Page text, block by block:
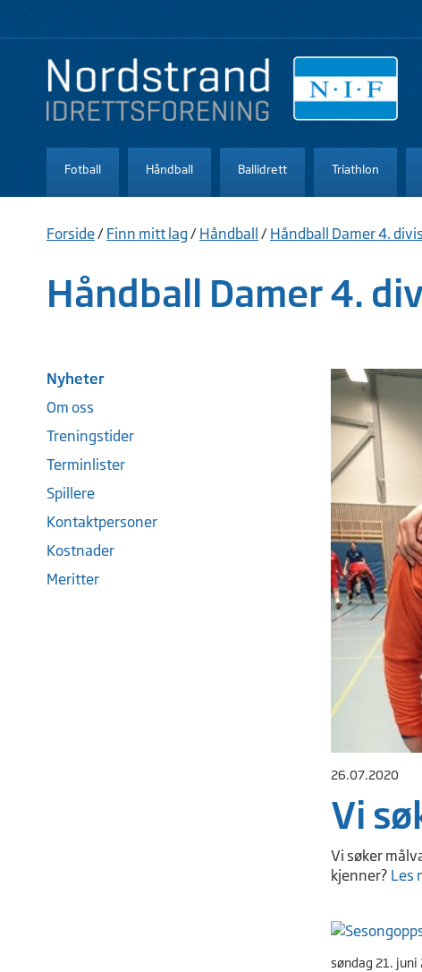
Fotball Håndball Ballidrett Triathlon
Forside/ Finn mitt lag / Håndball / Håndball Damer 4.
Håndball Damer 4.
Nyheter
Om oss
Treningstider
Terminlister
Spillere
Kontaktpersoner
Kostnader
Meritter
26.07.2020
Vi
Vi søker
kjenner? Les
søndag 21. juni